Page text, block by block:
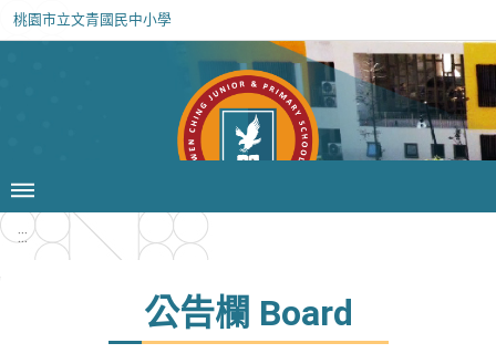
桃園市立文青國民中小學
:::
公告欄 Board